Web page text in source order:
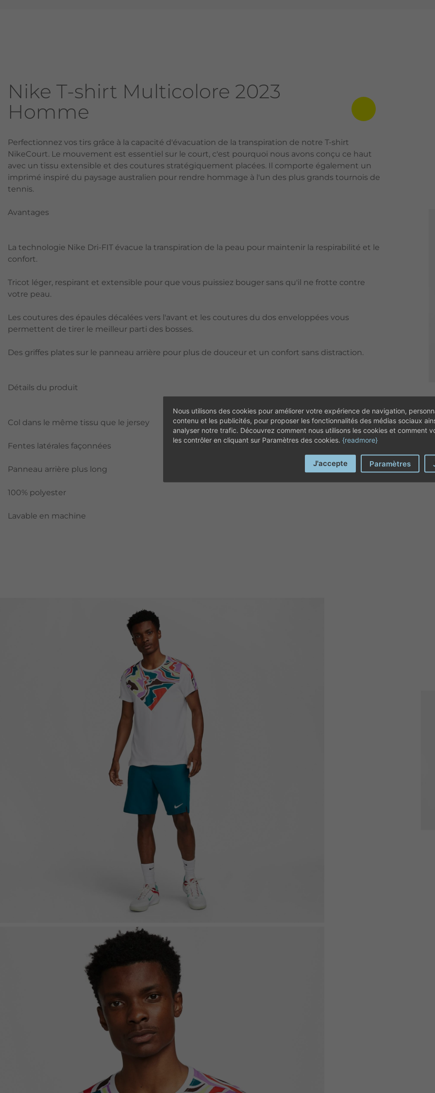
Nike T-shirt Multicolore 2023
Homme
Perfectionnez vos tirs grâce à la capacité d'évacuation de la transpiration de notre T-shirt
NikeCourt. Le mouvement est essentiel sur le court, c'est pourquoi nous avons conçu ce haut
avec un tissu extensible et des coutures stratégiquement placées. Il comporte également un
imprimé inspiré du paysage australien pour rendre hommage à l'un des plus grands tournois de
tennis.
Avantages
La technologie Nike Dri-FIT évacue la transpiration de la peau pour maintenir la respirabilité et le
confort.
Tricot léger, respirant et extensible pour que vous puissiez bouger sans qu'il ne frotte contre
votre peau.
Les coutures des épaules décalées vers l'avant et les coutures du dos enveloppées vous
permettent de tirer le meilleur parti des bosses.
Des griffes plates sur le panneau arrière pour plus de douceur et un confort sans distraction.
Détails du produit
Col dans le même tissu que le jersey
Fentes latérales façonnées
Panneau arrière plus long
100% polyester
Lavable en machine
Nous utilisons des cookies pour améliorer votre expérience de navigation,
contenu et les publicités, pour proposer les fonctionnalités des médias sociaux
analyser notre trafic. Découvrez comment nous utilisons les cookies et comment
les contrôler en cliquant sur Paramètres des cookies. {readmore}
J'accepte Paramètres